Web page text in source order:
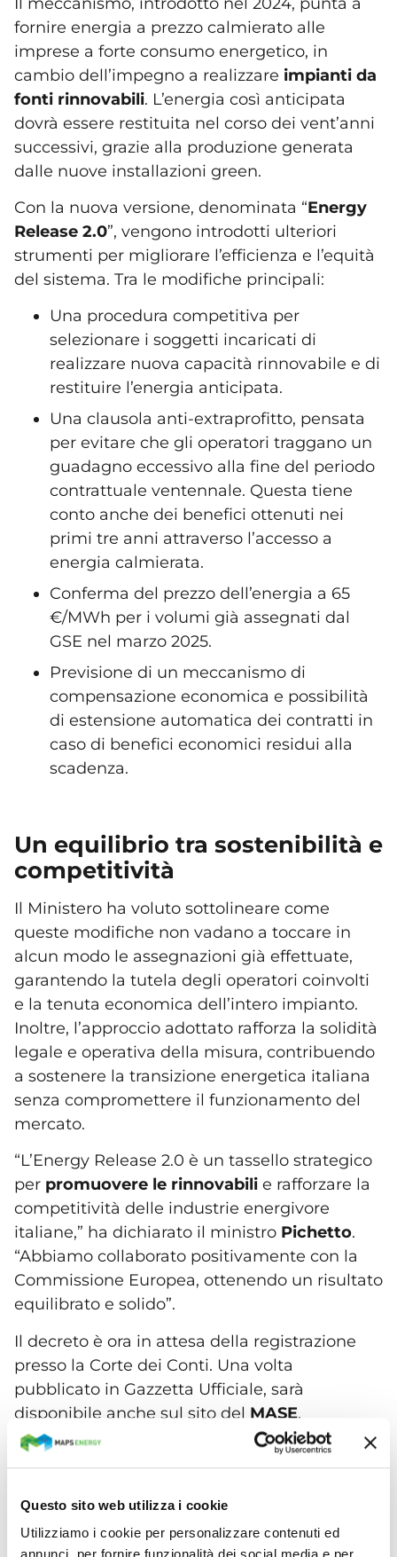
Questo sito web utilizza i cookie
Utilizziamo i cookie per personalizzare contenuti ed
fornire energia a prezzo calmierato alle
imprese a forte consumo energetico, in
cambio dell’impegno a realizzare impianti da
fonti rinnovabili. L’energia così anticipata
dovrà essere restituita nel corso dei vent’anni
successivi, grazie alla produzione generata
dalle nuove installazioni green.
Con la nuova versione, denominata “Energy
Release 2.0”, vengono introdotti ulteriori
strumenti per migliorare l’efficienza e l’equità
del sistema. Tra le modifiche principali:
Una procedura competitiva per
selezionare i soggetti incaricati di
realizzare nuova capacità rinnovabile e di
restituire l’energia anticipata.
Una clausola anti-extraprofitto, pensata
per evitare che gli operatori traggano un
guadagno eccessivo alla fine del periodo
contrattuale ventennale. Questa tiene
conto anche dei benefici ottenuti nei
primi tre anni attraverso l’accesso a
energia calmierata.
Conferma del prezzo dell’energia a 65
€/MWh per i volumi già assegnati dal
GSE nel marzo 2025.
Previsione di un meccanismo di
compensazione economica e possibilità
di estensione automatica dei contratti in
caso di benefici economici residui alla
scadenza.
Un equilibrio tra sostenibilità e
competitività
Il Ministero ha voluto sottolineare come
queste modifiche non vadano a toccare in
alcun modo le assegnazioni già effettuate,
garantendo la tutela degli operatori coinvolti
e la tenuta economica dell’intero impianto.
Inoltre, l’approccio adottato rafforza la solidità
legale e operativa della misura, contribuendo
a sostenere la transizione energetica italiana
senza compromettere il funzionamento del
mercato.
“L’Energy Release 2.0 è un tassello strategico
per promuovere le rinnovabili e rafforzare la
competitività delle industrie energivore
italiane,” ha dichiarato il ministro Pichetto.
“Abbiamo collaborato positivamente con la
Commissione Europea, ottenendo un risultato
equilibrato e solido”.
Il decreto è ora in attesa della registrazione
presso la Corte dei Conti. Una volta
pubblicato in Gazzetta Ufficiale, sarà
disponibile anche sul sito del MASE.